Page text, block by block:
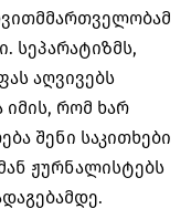
სეპარატიზმს,
აღვივებს
რომ ხარ
შენი საკითხები
ჟურნალისტებს